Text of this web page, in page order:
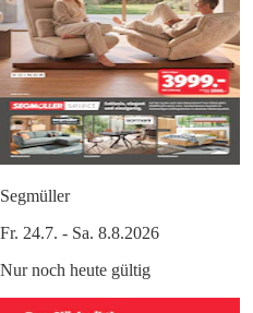
Segmüller
Fr. 24.7. - Sa. 8.8.2026
Nur noch heute gültig